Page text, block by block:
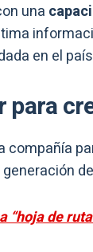
una
en el
para
compañía
“hoja de